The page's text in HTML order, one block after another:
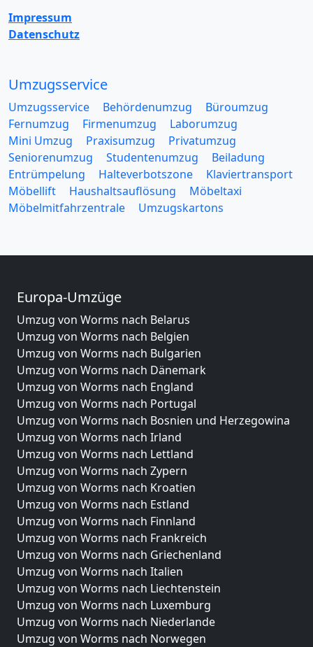
Impressum
Datenschutz
Umzugsservice
Umzugsservice Behördenumzug
Büroumzug
Fernumzug
Firmenumzug
Laborumzug
Mini Umzug
Praxisumzug
Privatumzug
Seniorenumzug
Studentenumzug
Beiladung
Entrümpelung
Halteverbotszone
Klaviertransport
Möbellift
Haushaltsauflösung
Möbeltaxi
Möbelmitfahrzentrale
Umzugskartons
Europa-Umzüge
Umzug von Worms nach Belarus
Umzug von Worms nach Belgien
Umzug von Worms nach Bulgarien
Umzug von Worms nach Dänemark
Umzug von Worms nach England
Umzug von Worms nach Portugal
Umzug von Worms nach Bosnien und Herzegowina
Umzug von Worms nach Irland
Umzug von Worms nach Lettland
Umzug von Worms nach Zypern
Umzug von Worms nach Kroatien
Umzug von Worms nach Estland
Umzug von Worms nach Finnland
Umzug von Worms nach Frankreich
Umzug von Worms nach Griechenland
Umzug von Worms nach Italien
Umzug von Worms nach Liechtenstein
Umzug von Worms nach Luxemburg
Umzug von Worms nach Niederlande
Umzug von Worms nach Norwegen